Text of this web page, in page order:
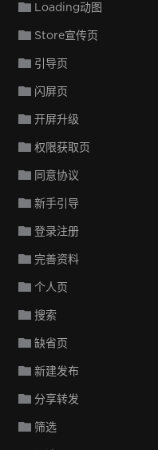
Loading动图
Store宣传页
引导页
闪屏页
开屏升级
权限获取页
同意协议
新手引导
登录注册
完善资料
个人页
搜索
缺省页
新建发布
分享转发
筛选